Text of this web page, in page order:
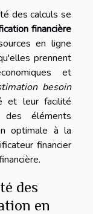
des calculs se
financière
en ligne
prennent
et
besoin
et leur facilité
éléments
optimale à la
financier
des
en